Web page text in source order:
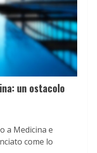
un ostacolo
a Medicina e
come lo